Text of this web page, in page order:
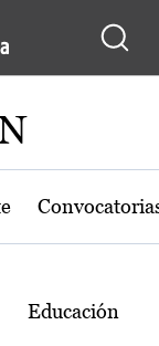
La
Educación